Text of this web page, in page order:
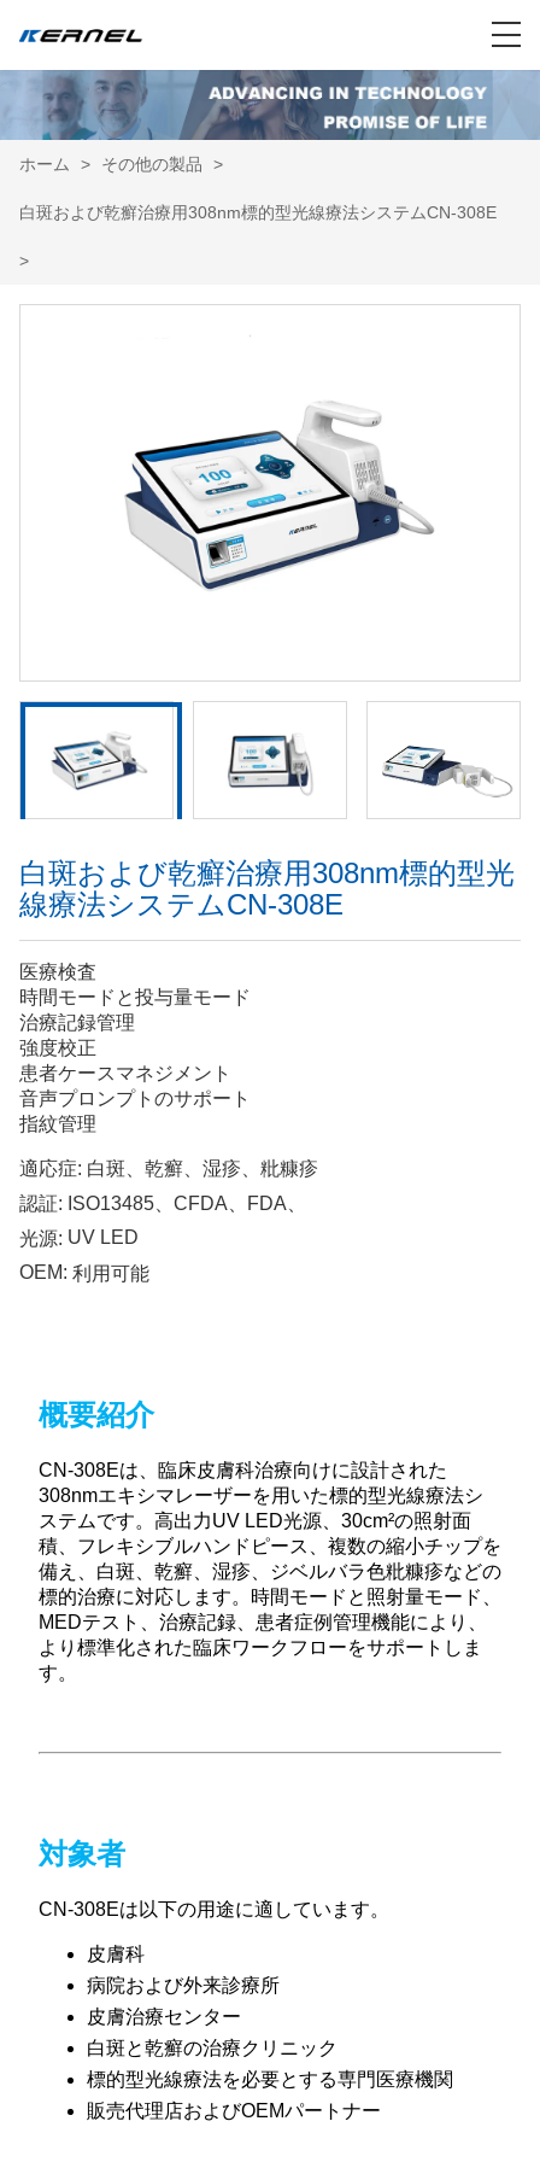
ホーム > その他の製品 >
白斑および乾癬治療用308nm標的型光線療法システムCN-308E
>
白斑および乾癬治療用308nm標的型光
線療法システムCN-308E
医療検査
時間モードと投与量モード
治療記録管理
強度校正
患者ケースマネジメント
音声プロンプトのサポート
指紋管理
適応症: 白斑、乾癬、湿疹、粃糠疹
認証: ISO13485、CFDA、FDA、
光源: UV LED
OEM: 利用可能
概要紹介
CN-308Eは、臨床皮膚科治療向けに設計された
308nmエキシマレーザーを用いた標的型光線療法シ
ステムです。高出力UV LED光源、30cm²の照射面
積、フレキシブルハンドピース、複数の縮小チップを
備え、白斑、乾癬、湿疹、ジベルバラ色粃糠疹などの
標的治療に対応します。時間モードと照射量モード、
MEDテスト、治療記録、患者症例管理機能により、
より標準化された臨床ワークフローをサポートしま
す。
対象者
CN-308Eは以下の用途に適しています。
皮膚科
病院および外来診療所
皮膚治療センター
白斑と乾癬の治療クリニック
標的型光線療法を必要とする専門医療機関
販売代理店およびOEMパートナー